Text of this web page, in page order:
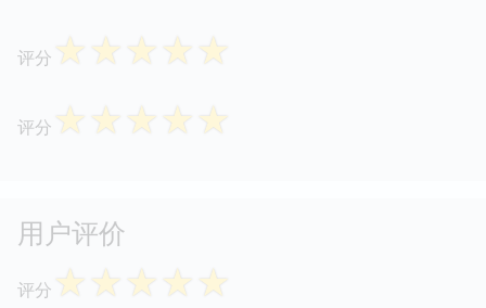
评分 ☆☆☆☆☆
评分 ☆☆☆☆☆
用户评价
评分 ☆☆☆☆☆